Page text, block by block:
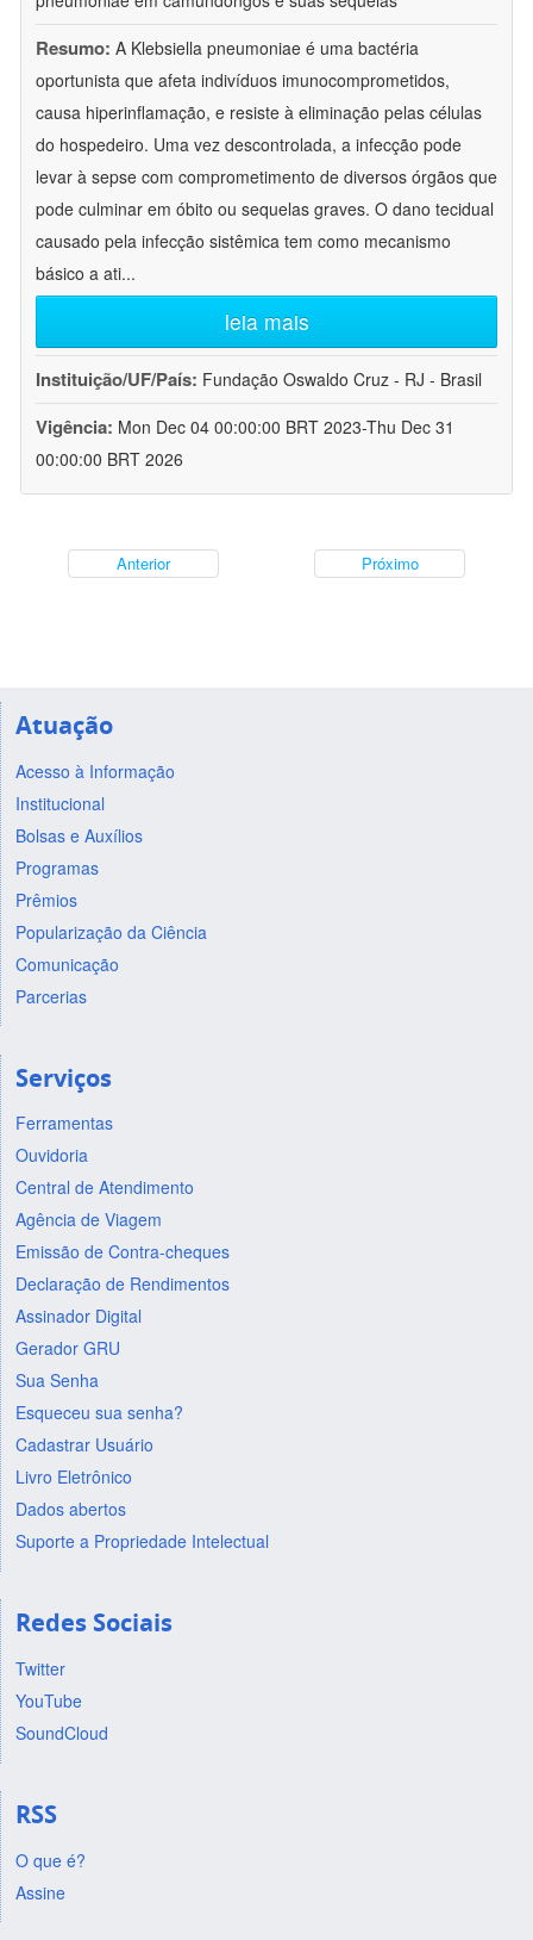
Resumo: A Klebsiella pneumoniae é uma bactéria
oportunista que afeta indivíduos imunocomprometidos,
causa hiperinflamação, e resiste à eliminação pelas células
do hospedeiro. Uma vez descontrolada, a infecção pode
levar à sepse com comprometimento de diversos órgãos que
pode culminar em óbito ou sequelas graves. O dano tecidual
causado pela infecção sistêmica tem como mecanismo
básico a ati...
leia mais
Instituição/UF/País: Fundação Oswaldo Cruz - RJ - Brasil
Vigência: Mon Dec 04 00:00:00 BRT 2023-Thu Dec 31
00:00:00 BRT 2026
Anterior Próximo
Atuação
Acesso à Informação
Institucional
Bolsas e Auxílios
Programas
Prêmios
Popularização da Ciência
Comunicação
Parcerias
Serviços
Ferramentas
Ouvidoria
Central de Atendimento
Agência de Viagem
Emissão de Contra-cheques
Declaração de Rendimentos
Assinador Digital
Gerador GRU
Sua Senha
Esqueceu sua senha?
Cadastrar Usuário
Livro Eletrônico
Dados abertos
Suporte a Propriedade Intelectual
Redes Sociais
Twitter
YouTube
SoundCloud
RSS
O que é?
Assine